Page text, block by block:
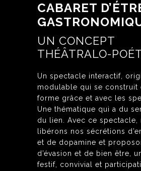
CABARET
UN CONCEPT
THÉÂTRALO-
Un spectacle interactif,
modulable qui se construit
forme grâce et avec les
Une thématique qui a du
du lien. Avec ce spectacle,
libérons nos sécrétions
et de dopamine et
d’évasion et de bien être,
festif, convivial et